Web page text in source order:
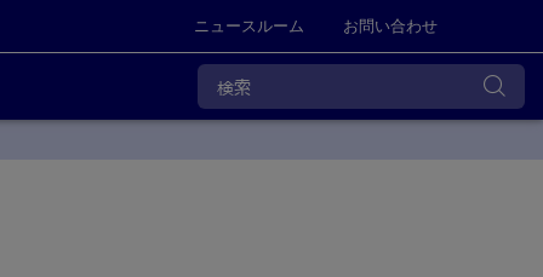
ニュースルーム お問い合わせ